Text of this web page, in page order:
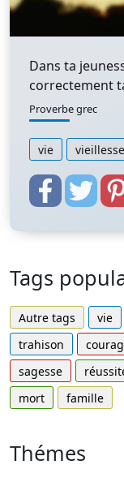
Dans ta
correctement
Proverbe grec
vie vieillesse
Tags
Autre tags vie
trahison
sagesse
mort
famille
Thémes